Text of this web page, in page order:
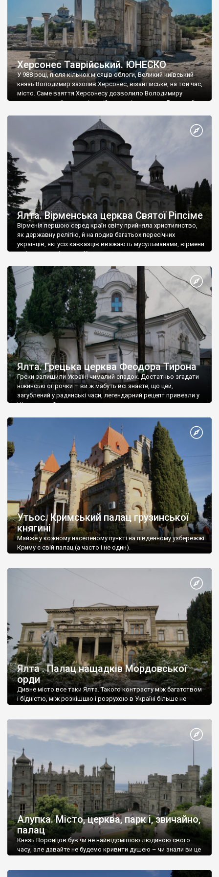
Херсонес Таврійський. ЮНЕСКО
У 988 році, після кількох місяців облоги, Великий київський
князь Володимир захопив Херсонес, візантійське, на той час,
місто. Саме взяття Херсонесу дозволило Володимиру
диктувати свої умови візантійському імператору Василю ІІ, та
Херсонесі Володимир-язичник, став Василем-християнином.
А потім було Хрещення Русі. На честь Херсонесу Таврійського
Ялта. Вірменська церква Святої Ріпсіме
Вірменія першою серед країн світу прийняла християнство,
як державну релігію, й на подив багатьох пересічних
українців, які усіх кавказців вважають мусульманами, вірмени
є відданими вірянами Христа
Ялта. Грецька церква Феодора Тирона
Греки залишили Україні чималий спадок. Достатньо згадати
ніжинські огірочки – ви ж мабуть всі знаєте, що цей,
загублений у радянські часи, легендарний рецепт привезли у
Ніжин греки?
Утьос. Кримський палац грузинської
княгині
Майже у кожному населеному пункті на південному узбережжі
Криму є свій палац (а часто і не один).
Ялта . Палац нащадків Мордовської
орди
Дивне місто все таки Ялта. Такого контрасту між багатством
і бідністю, між розкішшю і розрухою в Україні більше не
Алупка. Місто, церква, парк і, звичайно,
палац
Князь Воронцов був чи не найвідомішою людиною свого
часу, але давайте не будемо кривити душею – чи знали ви це